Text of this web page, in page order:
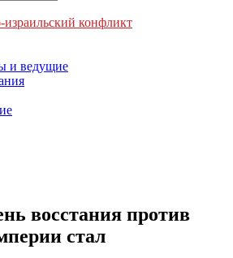
израильский конфликт
и ведущие
восстания против
стал